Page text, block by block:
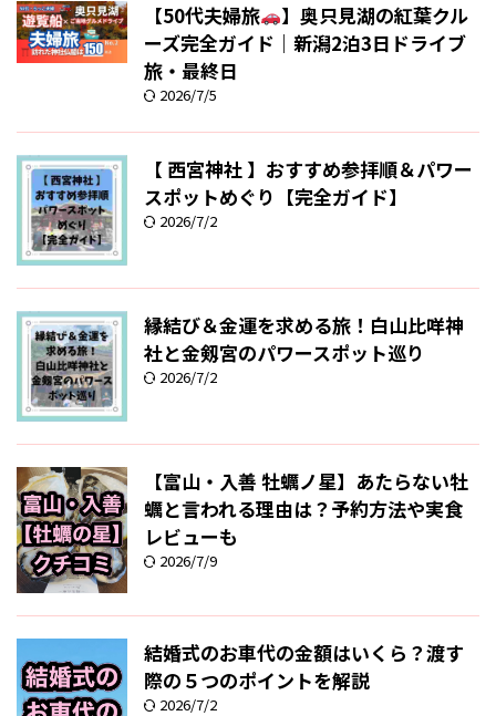
【50代夫婦旅
】奥只見湖の紅葉クル
ーズ完全ガイド｜新潟2泊3日ドライブ
旅・最終日
2026/7/5
【 西宮神社 】おすすめ参拝順＆パワー
スポットめぐり【完全ガイド】
2026/7/2
縁結び＆金運を求める旅！白山比咩神
社と金剱宮のパワースポット巡り
2026/7/2
【富山・入善 牡蠣ノ星】あたらない牡
蠣と言われる理由は？予約方法や実食
レビューも
2026/7/9
結婚式のお車代の金額はいくら？渡す
際の５つのポイントを解説
2026/7/2